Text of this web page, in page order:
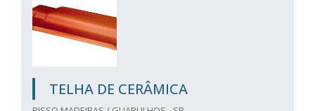
TELHA DE CERÂMICA